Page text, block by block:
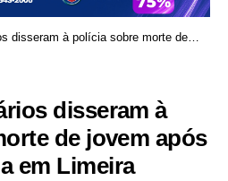
disseram à polícia sobre morte de
disseram à
de jovem após
em Limeira